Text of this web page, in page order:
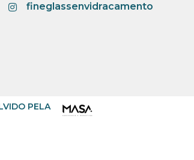
fineglassenvidracamento
PELA